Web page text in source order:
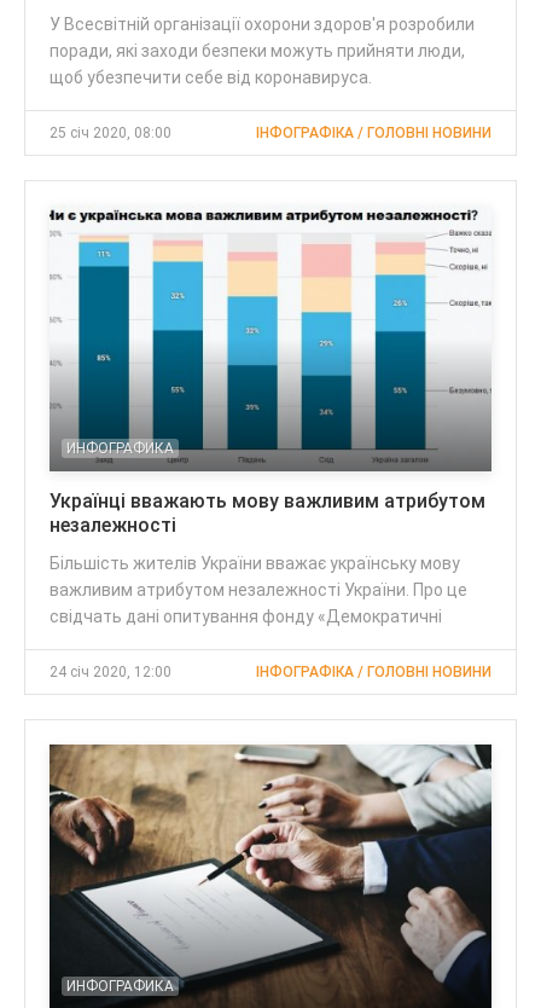
У Всесвітній організації охорони здоров'я розробили
поради, які заходи безпеки можуть прийняти люди,
щоб убезпечити себе від коронавируса.
25 січ 2020, 08:00 ІНФОГРАФІКА / ГОЛОВНІ НОВИНИ
ИНФОГРАФИКА
Українці вважають мову важливим атрибутом
незалежності
Більшість жителів України вважає українську мову
важливим атрибутом незалежності України. Про це
свідчать дані опитування фонду «Демократичні
24 січ 2020, 12:00 ІНФОГРАФІКА / ГОЛОВНІ НОВИНИ
ИНФОГРАФИКА